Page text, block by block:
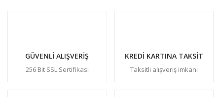
GÜVENLİ ALIŞVERİŞ
256 Bit SSL Sertifikası
KREDİ KARTINA TAKSİT
Taksitli alışveriş imkanı